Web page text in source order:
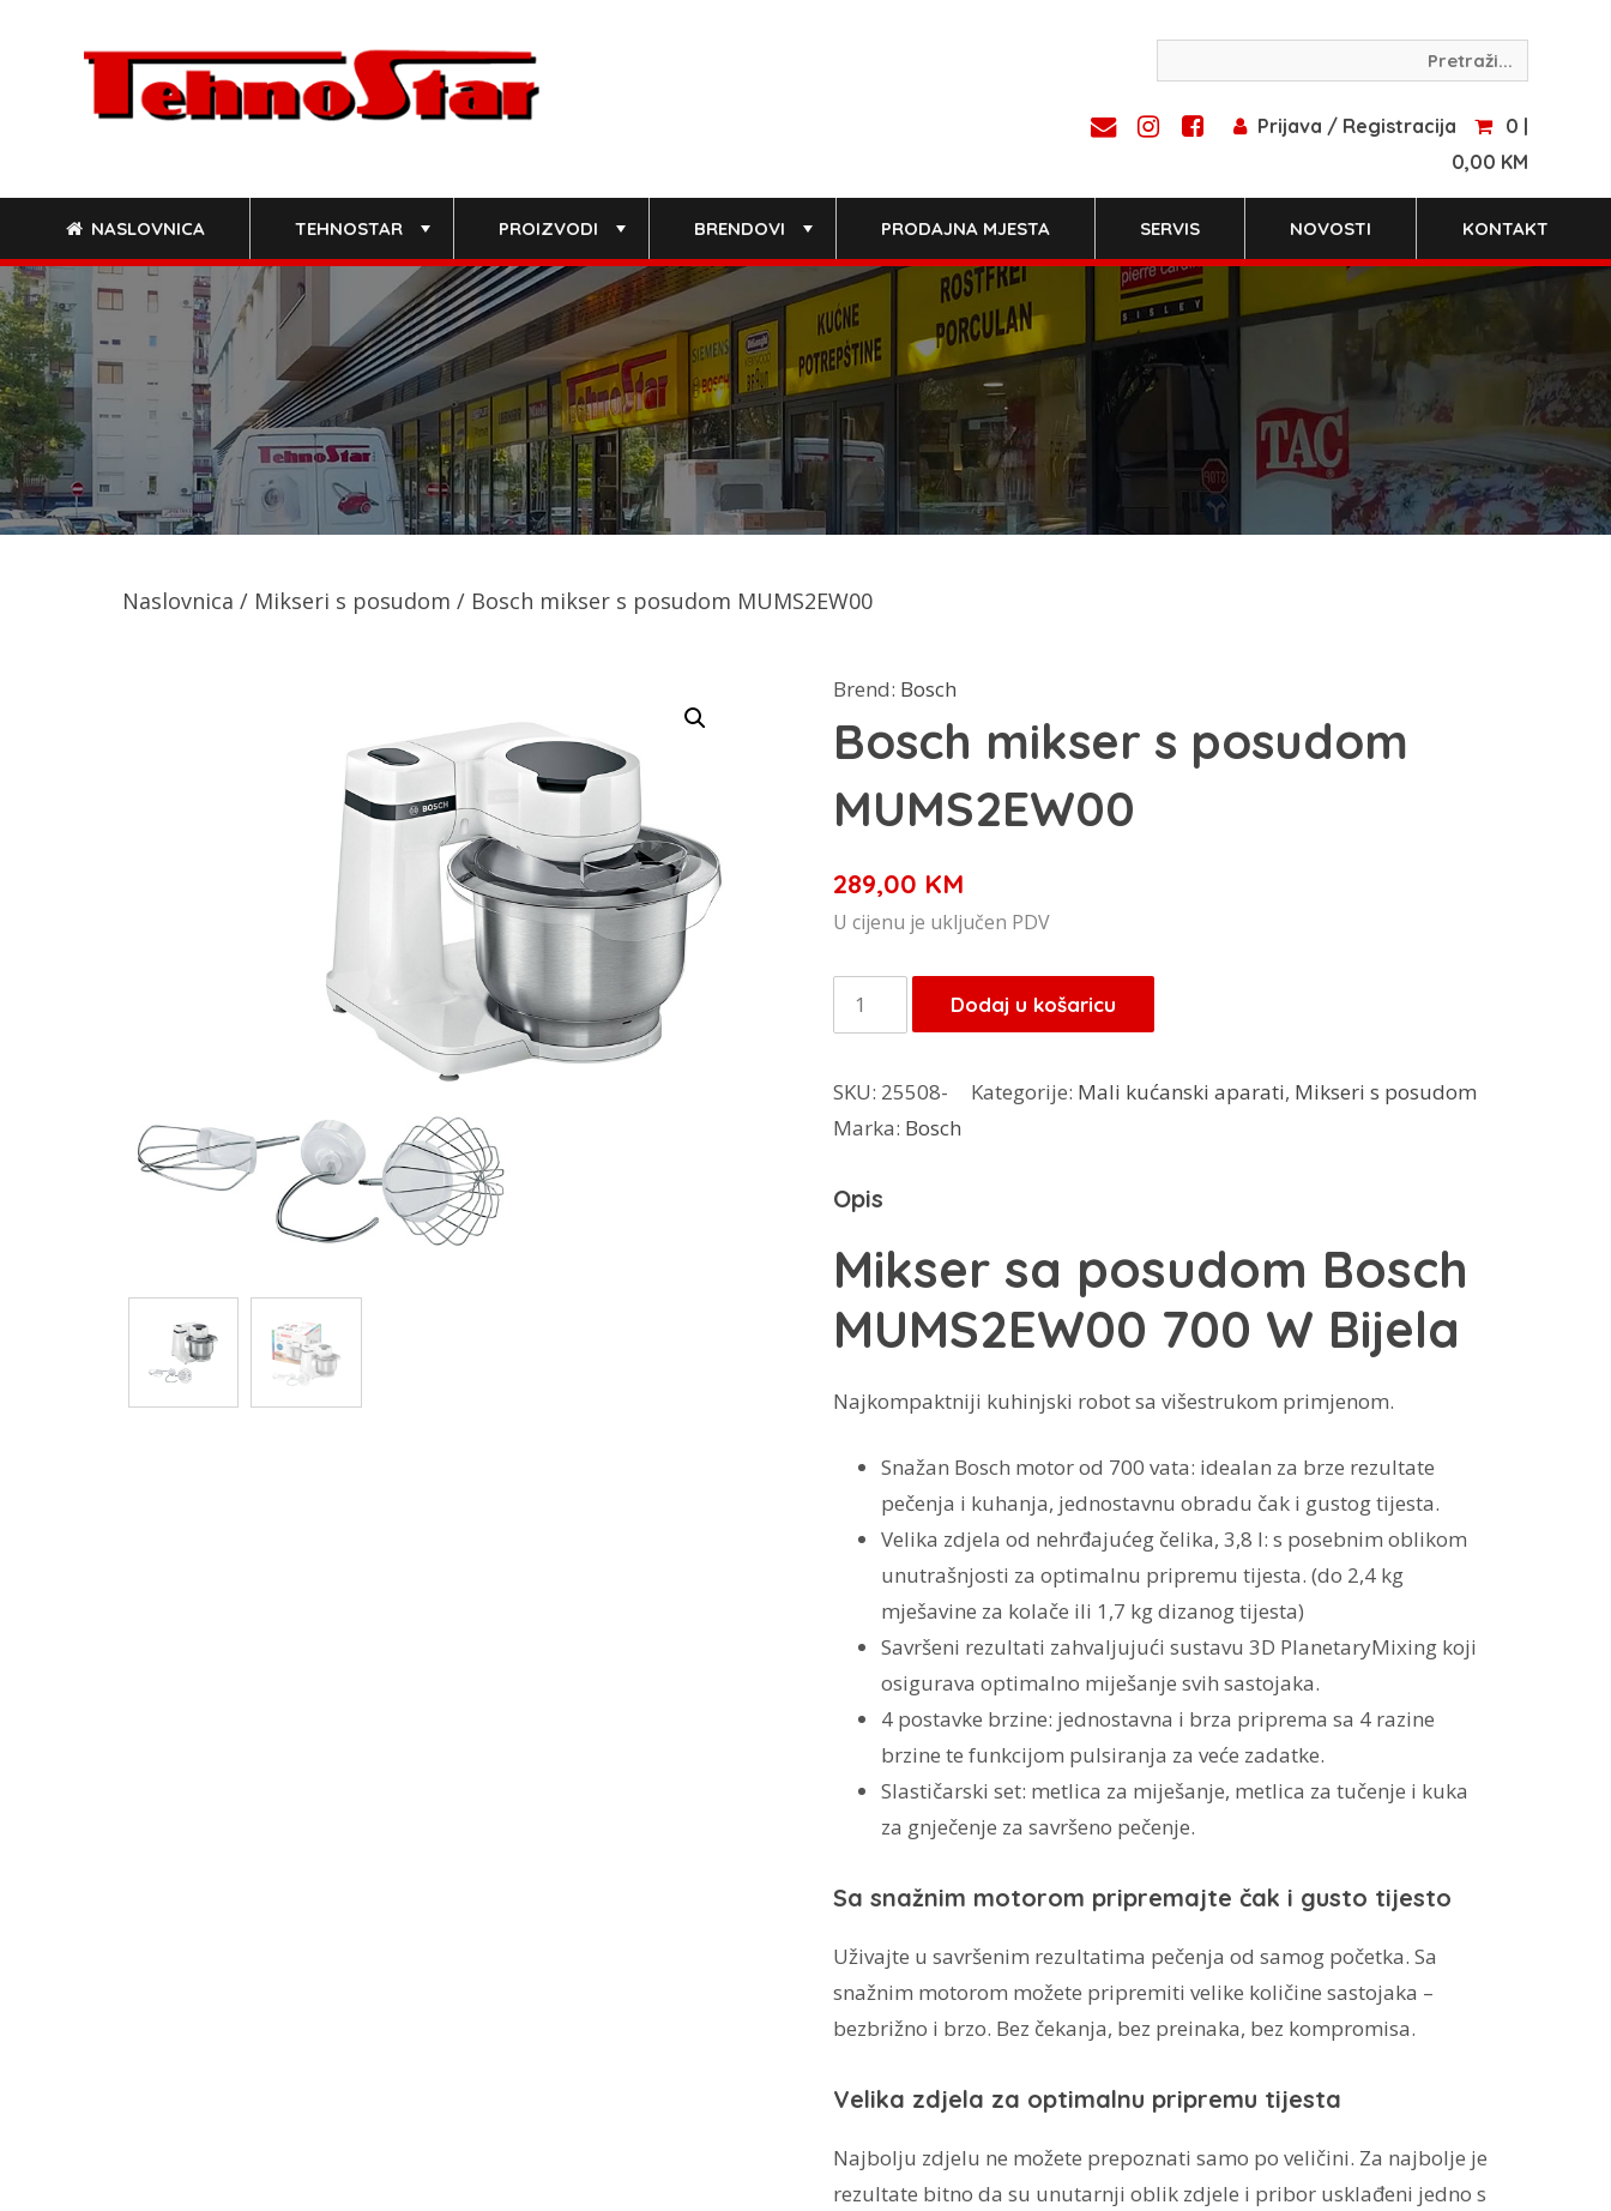
Prijava / Registracija
0 |
0,00 KM
NASLOVNICA TEHNOSTAR PROIZVODI BRENDOVI PRODAJNA MJESTA SERVIS NOVOSTI KONTAKT
Naslovnica / Mikseri s posudom / Bosch mikser s posudom MUMS2EW00
Brend: Bosch
Bosch mikser s posudom
MUMS2EW00
289,00 KM
U cijenu je uključen PDV
Bosch
mikser
posudom
MUMS2EW00
Dodaj u košaricu
SKU: 25508- Kategorije: Mali kućanski aparati, Mikseri s posudom
Marka: Bosch
Opis
Mikser sa posudom Bosch
MUMS2EW00 700 W Bijela
Najkompaktniji kuhinjski robot sa višestrukom primjenom.
Snažan Bosch motor od 700 vata: idealan za brze rezultate
pečenja i kuhanja, jednostavnu obradu čak i gustog tijesta.
Velika zdjela od nehrđajućeg čelika, 3,8 l: s posebnim oblikom
unutrašnjosti za optimalnu pripremu tijesta. (do 2,4 kg
mješavine za kolače ili 1,7 kg dizanog tijesta)
Savršeni rezultati zahvaljujući sustavu 3D PlanetaryMixing koji
osigurava optimalno miješanje svih sastojaka.
4 postavke brzine: jednostavna i brza priprema sa 4 razine
brzine te funkcijom pulsiranja za veće zadatke.
Slastičarski set: metlica za miješanje, metlica za tučenje i kuka
za gnječenje za savršeno pečenje.
Sa snažnim motorom pripremajte čak i gusto tijesto
Uživajte u savršenim rezultatima pečenja od samog početka. Sa
snažnim motorom možete pripremiti velike količine sastojaka –
bezbrižno i brzo. Bez čekanja, bez preinaka, bez kompromisa.
Velika zdjela za optimalnu pripremu tijesta
Najbolju zdjelu ne možete prepoznati samo po veličini. Za najbolje je
rezultate bitno da su unutarnji oblik zdjele i pribor usklađeni jedno s